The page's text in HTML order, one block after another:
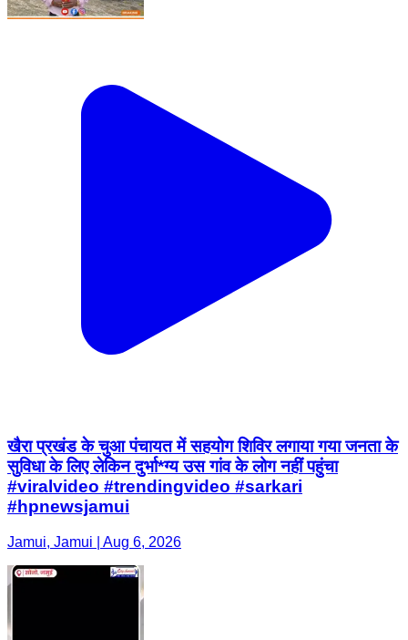
खैरा प्रखंड के चुआ पंचायत में सहयोग शिविर लगाया गया जनता के
सुविधा के लिए लेकिन दुर्भा*ग्य उस गांव के लोग नहीं पहुंचा
#viralvideo #trendingvideo #sarkari
#hpnewsjamui
Jamui, Jamui | Aug 6, 2026